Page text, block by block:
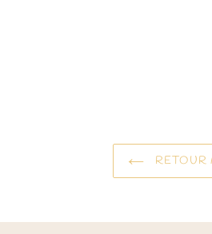
RETOUR